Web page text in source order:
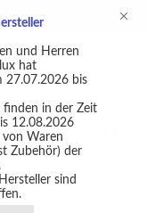
und Herren
hat
27.07.2026 bis
finden in der Zeit
12.08.2026
von Waren
Zubehör) der
sind